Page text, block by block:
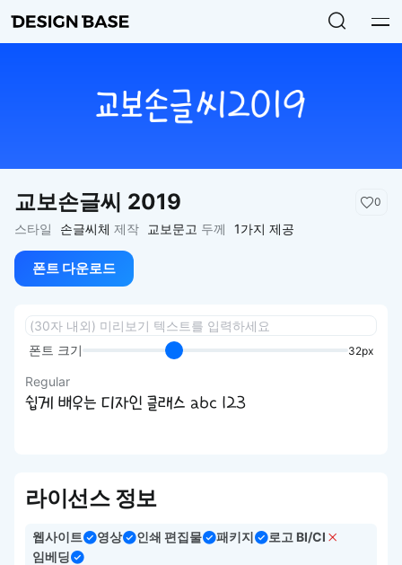
교보손글씨 2019 0
스타일 손글씨체 제작 교보문고 두께 1가지 제공
폰트 다운로드
폰트 크기 32px
Regular
쉽게 배우는 디자인 클래스 abc 123
라이선스 정보
웹사이트 영상 인쇄 편집물 패키지
로고 BI/CI
임베딩